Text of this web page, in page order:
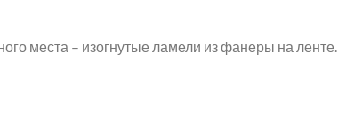
места – изогнутые ламели из фанеры на ленте.